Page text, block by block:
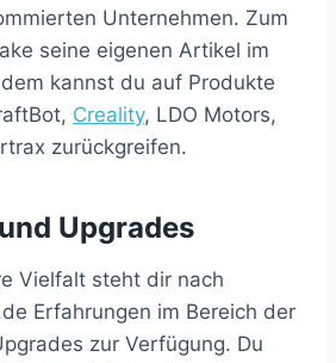
Unternehmen. Zum
seine eigenen Artikel im
kannst du auf Produkte
Creality, LDO Motors,
zurückgreifen.
Upgrades
Vielfalt steht dir nach
Erfahrungen im Bereich der
zur Verfügung. Du